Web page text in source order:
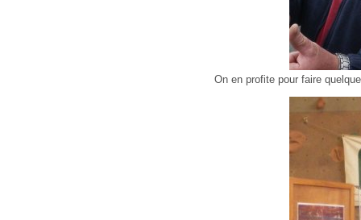
On en profite pour faire